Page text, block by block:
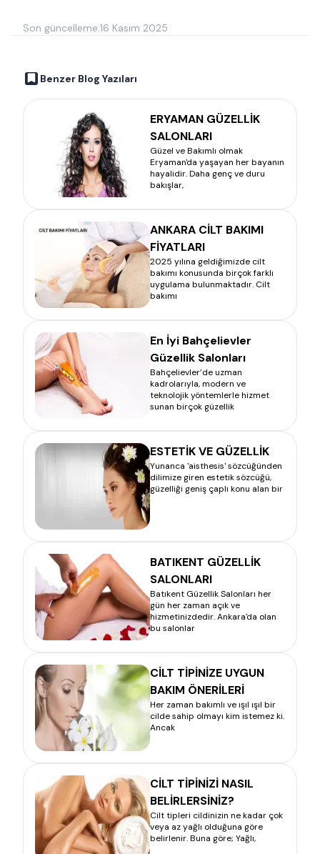
Son güncelleme:16 Kasım 2025
Benzer Blog Yazıları
ERYAMAN GÜZELLİK
SALONLARI
Güzel ve Bakımlı olmak
Eryaman'da yaşayan her bayanın
hayalidir. Daha genç ve duru
bakışlar,
ANKARA CİLT BAKIMI
FİYATLARI
2025 yılına geldiğimizde cilt
bakımı konusunda birçok farklı
uygulama bulunmaktadır. Cilt
bakımı
En İyi Bahçelievler
Güzellik Salonları
Bahçelievler’de uzman
kadrolarıyla, modern ve
teknolojik yöntemlerle hizmet
sunan birçok güzellik
ESTETİK VE GÜZELLİK
Yunanca 'aisthesis' sözcüğünden
dilimize giren estetik sözcüğü,
güzelliği geniş çaplı konu alan bir
BATIKENT GÜZELLİK
SALONLARI
Batıkent Güzellik Salonları her
gün her zaman açık ve
hizmetinizdedir. Ankara'da olan
bu salonlar
CİLT TİPİNİZE UYGUN
BAKIM ÖNERİLERİ
Her zaman bakımlı ve ışıl ışıl bir
cilde sahip olmayı kim istemez ki.
Ancak
CİLT TİPİNİZİ NASIL
BELİRLERSİNİZ?
Cilt tipleri cildinizin ne kadar çok
veya az yağlı olduğuna göre
belirlenir. Buna göre; Yağlı,